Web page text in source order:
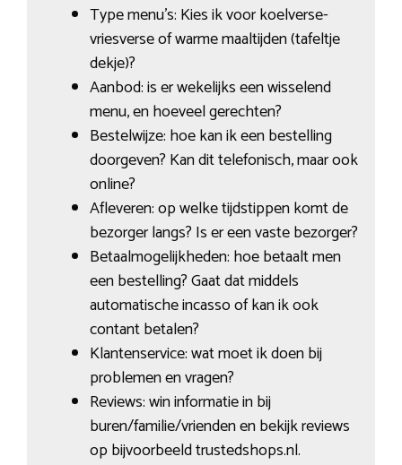
Type menu’s: Kies ik voor koelverse-
vriesverse of warme maaltijden (tafeltje
dekje)?
Aanbod: is er wekelijks een wisselend
menu, en hoeveel gerechten?
Bestelwijze: hoe kan ik een bestelling
doorgeven? Kan dit telefonisch, maar ook
online?
Afleveren: op welke tijdstippen komt de
bezorger langs? Is er een vaste bezorger?
Betaalmogelijkheden: hoe betaalt men
een bestelling? Gaat dat middels
automatische incasso of kan ik ook
contant betalen?
Klantenservice: wat moet ik doen bij
problemen en vragen?
Reviews: win informatie in bij
buren/familie/vrienden en bekijk reviews
op bijvoorbeeld trustedshops.nl.